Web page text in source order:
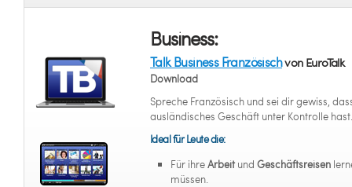
Business:
Talk Business Französischvon EuroTalk
Download
Spreche Französisch und sei dir gewiss,
ausländisches Geschäft unter Kontrolle hast.
Ideal für Leute die:
Für ihreArbeit und Geschäftsreisen
müssen.